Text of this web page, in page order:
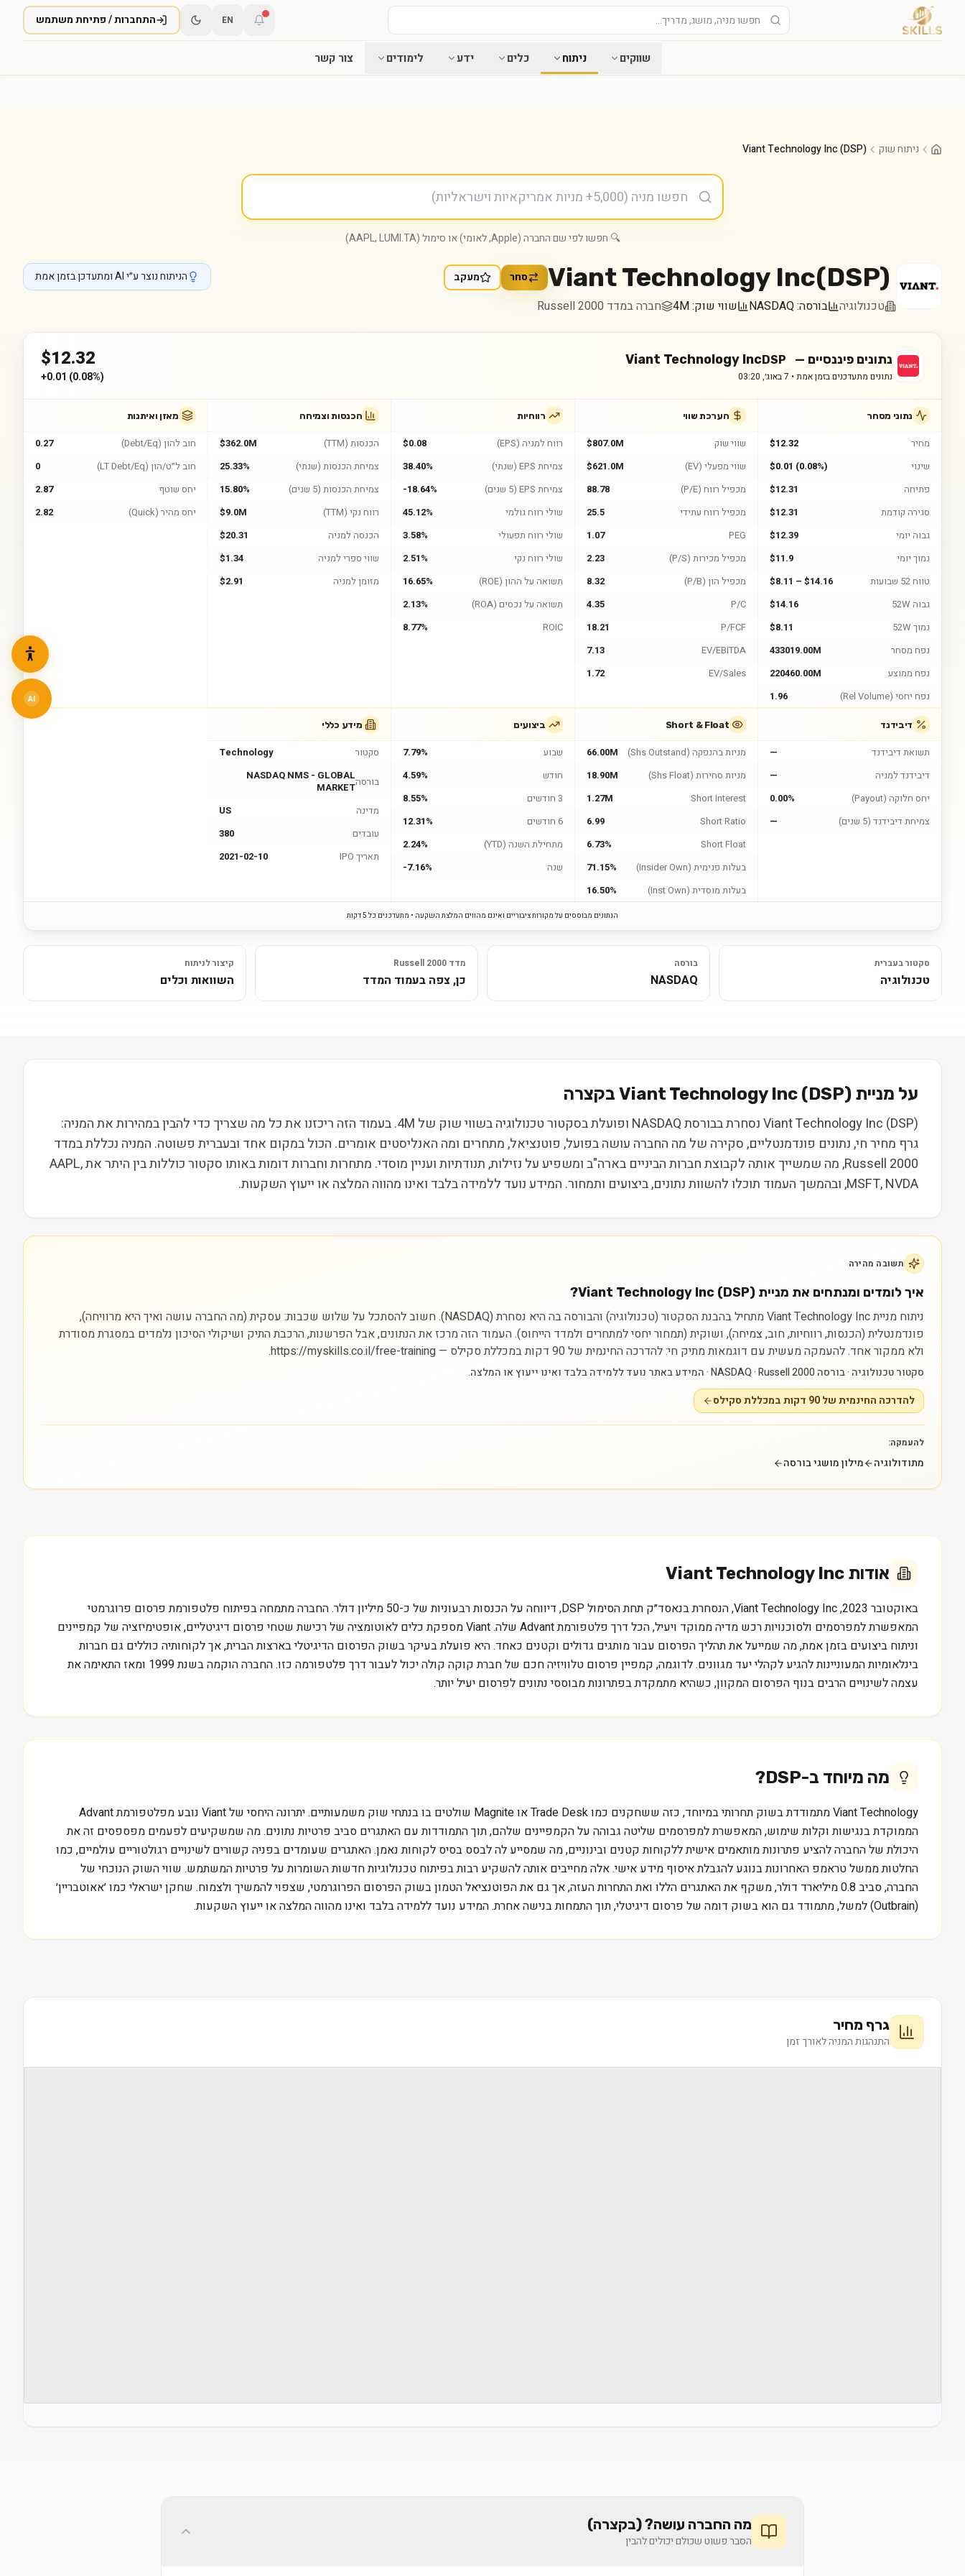
EN התחברות / פתיחת משתמש
שווקים ניתוח כלים ידע לימודים צור קשר
ניתוח שוק Viant Technology Inc (DSP)
🔍 חפשו לפי שם החברה (Apple, לאומי) או סימול (AAPL, LUMI.TA)
Viant Technology Inc(DSP) סחר מעקב
טכנולוגיה בורסה:NASDAQ שווי שוק:4M חברה במדד Russell 2000
הניתוח נוצר ע״י AI ומתעדכן בזמן אמת
נתונים פיננסיים — Viant Technology IncDSP
נתונים מתעדכנים בזמן אמת • 7 באוג׳, 03:20
$12.32
+0.01 (0.08%)
נתוני מסחר
מחיר
$12.32
שינוי
$0.01 (0.08%)
פתיחה
$12.31
סגירה קודמת
$12.31
גבוה יומי
$12.39
נמוך יומי
$11.9
טווח 52 שבועות
$8.11 – $14.16
גבוה 52W
$14.16
נמוך 52W
$8.11
נפח מסחר
433019.00M
נפח ממוצע
220460.00M
נפח יחסי (Rel Volume)
1.96
הערכת שווי
שווי שוק
$807.0M
שווי מפעלי (EV)
$621.0M
מכפיל רווח (P/E)
88.78
מכפיל רווח עתידי
25.5
PEG
1.07
מכפיל מכירות (P/S)
2.23
מכפיל הון (P/B)
8.32
P/C
4.35
P/FCF
18.21
EV/EBITDA
7.13
EV/Sales
1.72
רווחיות
רווח למניה (EPS)
$0.08
צמיחת EPS (שנתי)
38.40%
צמיחת EPS (5 שנים)
-18.64%
שולי רווח גולמי
45.12%
שולי רווח תפעולי
3.58%
שולי רווח נקי
2.51%
תשואה על ההון (ROE)
16.65%
תשואה על נכסים (ROA)
2.13%
ROIC
8.77%
הכנסות וצמיחה
הכנסות (TTM)
$362.0M
צמיחת הכנסות (שנתי)
25.33%
צמיחת הכנסות (5 שנים)
15.80%
רווח נקי (TTM)
$9.0M
הכנסה למניה
$20.31
שווי ספרי למניה
$1.34
מזומן למניה
$2.91
מאזן ואיתנות
חוב להון (Debt/Eq)
0.27
חוב ל״ט/הון (LT Debt/Eq)
0
יחס שוטף
2.87
יחס מהיר (Quick)
2.82
דיבידנד
תשואת דיבידנד
—
דיבידנד למניה
—
יחס חלוקה (Payout)
0.00%
צמיחת דיבידנד (5 שנים)
—
Short & Float
מניות בהנפקה (Shs Outstand)
66.00M
מניות סחירות (Shs Float)
18.90M
Short Interest
1.27M
Short Ratio
6.99
Short Float
6.73%
בעלות פנימית (Insider Own)
71.15%
בעלות מוסדית (Inst Own)
16.50%
ביצועים
שבוע
7.79%
חודש
4.59%
3 חודשים
8.55%
6 חודשים
12.31%
מתחילת השנה (YTD)
2.24%
שנה
-7.16%
מידע כללי
סקטור Technology
בורסהNASDAQ NMS - GLOBAL
MARKET
מדינה
US
עובדים
380
תאריך IPO
2021-02-10
הנתונים מבוססים על מקורות ציבוריים ואינם מהווים המלצת השקעה • מתעדכנים כל 5 דקות
סקטור בעברית
טכנולוגיה
בורסה
NASDAQ
מדד Russell 2000
כן, צפה בעמוד המדד
קיצור לניתוח
השוואות וכלים
על מניית Viant Technology Inc (DSP) בקצרה
Viant Technology Inc (DSP) נסחרת בבורסת NASDAQ ופועלת בסקטור טכנולוגיה בשווי שוק של 4M. בעמוד הזה ריכזנו את כל מה שצריך כדי להבין במהירות את המניה:
גרף מחיר חי, נתונים פונדמנטליים, סקירה של מה החברה עושה בפועל, פוטנציאל, מתחרים ומה האנליסטים אומרים. הכול במקום אחד ובעברית פשוטה. המניה נכללת במדד
Russell 2000, מה שמשייך אותה לקבוצת חברות הביניים בארה"ב ומשפיע על נזילות, תנודתיות ועניין מוסדי. מתחרות וחברות דומות באותו סקטור כוללות בין היתר את AAPL,
MSFT, NVDA, ובהמשך העמוד תוכלו להשוות נתונים, ביצועים ותמחור. המידע נועד ללמידה בלבד ואינו מהווה המלצה או ייעוץ השקעות.
תשובה מהירה
איך לומדים ומנתחים את מניית Viant Technology Inc (DSP)?
ניתוח מניית Viant Technology Inc מתחיל בהבנת הסקטור (טכנולוגיה) והבורסה בה היא נסחרת (NASDAQ). חשוב להסתכל על שלוש שכבות: עסקית (מה החברה עושה ואיך היא מרוויחה),
פונדמנטלית (הכנסות, רווחיות, חוב, צמיחה), ושוקית (תמחור יחסי למתחרים ולמדד הייחוס). העמוד הזה מרכז את הנתונים, אבל הפרשנות, הרכבת התיק ושיקולי הסיכון נלמדים במסגרת מסודרת
ולא ממקור אחד.להעמקה מעשית עם דוגמאות מתיק חי: להדרכה החינמית של 90 דקות במכללת סקילס — https://myskills.co.il/free-training.
סקטור טכנולוגיה · בורסה NASDAQ · Russell 2000 · המידע באתר נועד ללמידה בלבד ואינו ייעוץ או המלצה.
להדרכה החינמית של 90 דקות במכללת סקילס
להעמקה:
מתודולוגיה מילון מושגי בורסה
אודות Viant Technology Inc
באוקטובר 2023, Viant Technology Inc, הנסחרת בנאסד״ק תחת הסימול DSP, דיווחה על הכנסות רבעוניות של כ-50 מיליון דולר. החברה מתמחה בפיתוח פלטפורמת פרסום פרוגרמטי
המאפשרת למפרסמים ולסוכנויות רכש מדיה ממוקד ויעיל, הכל דרך פלטפורמת Advant שלה. Viant מספקת כלים לאוטומציה של רכישת שטחי פרסום דיגיטליים, אופטימיזציה של קמפיינים
וניתוח ביצועים בזמן אמת, מה שמייעל את תהליך הפרסום עבור מותגים גדולים וקטנים כאחד. היא פועלת בעיקר בשוק הפרסום הדיגיטלי בארצות הברית, אך לקוחותיה כוללים גם חברות
בינלאומיות המעוניינות להגיע לקהלי יעד מגוונים. לדוגמה, קמפיין פרסום טלוויזיה חכם של חברת קוקה קולה יכול לעבור דרך פלטפורמה כזו. החברה הוקמה בשנת 1999 ומאז התאימה את
עצמה לשינויים הרבים בנוף הפרסום המקוון, כשהיא מתמקדת בפתרונות מבוססי נתונים לפרסום יעיל יותר.
מה מיוחד ב-DSP
?
Viant Technology מתמודדת בשוק תחרותי במיוחד, כזה ששחקנים כמו Trade Desk או Magnite שולטים בו בנתחי שוק משמעותיים. יתרונה היחסי של Viant נובע מפלטפורמת Advant
הממוקדת בנגישות וקלות שימוש, המאפשרת למפרסמים שליטה גבוהה על הקמפיינים שלהם, תוך התמודדות עם האתגרים סביב פרטיות נתונים. מה שמשקיעים לפעמים מפספסים זה את
היכולת של החברה להציע פתרונות מותאמים אישית ללקוחות קטנים ובינוניים, מה שמסייע לה לבסס בסיס לקוחות נאמן. האתגרים שעומדים בפניה קשורים לשינויים רגולטוריים עולמיים, כמו
החלטות ממשל טראמפ האחרונות בנוגע להגבלת איסוף מידע אישי. אלה מחייבים אותה להשקיע רבות בפיתוח טכנולוגיות חדשות השומרות על פרטיות המשתמש. שווי השוק הנוכחי של
החברה, סביב 0.8 מיליארד דולר, משקף את האתגרים הללו ואת התחרות העזה, אך גם את הפוטנציאל הטמון בשוק הפרסום הפרוגרמטי, שצפוי להמשיך ולצמוח. שחקן ישראלי כמו ׳אאוטבריין׳
(Outbrain) למשל, מתמודד גם הוא בשוק דומה של פרסום דיגיטלי, תוך התמחות בנישה אחרת. המידע נועד ללמידה בלבד ואינו מהווה המלצה או ייעוץ השקעות.
גרף מחיר
התנהגות המניה לאורך זמן
מה החברה עושה? (בקצרה)
הסבר פשוט שכולם יכולים להבין
AI